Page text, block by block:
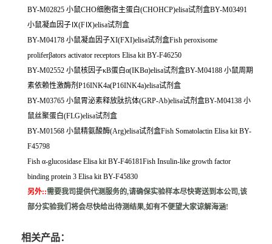
BY-M02825 小鼠CHO细胞宿主蛋白(CHOHCP)elisa试剂盒BY-M03491
小鼠凝血因子Ⅸ(FⅨ)elisa试剂盒
BY-M04178 小鼠凝血因子XI(FXI)elisa试剂盒Fish peroxisome
proliferβators activator receptors Elisa kit BY-F46250
BY-M02552 小鼠核因子κB蛋白α(IKBα)elisa试剂盒BY-M04188 小鼠周期
素依赖性激酶剂P16INK4a(P16INK4a)elisa试剂盒
BY-M03765 小鼠胃泌素释放肽抗体(GRP-Ab)elisa试剂盒BY-M04138 小
鼠丝聚蛋白(FLG)elisa试剂盒
BY-M01568 小鼠精氨酸酶(Arg)elisa试剂盒Fish Somatolactin Elisa kit BY-
F45798
Fish α-glucosidase Elisa kit BY-F46181Fish Insulin-like growth factor
binding protein 3 Elisa kit BY-F45830
另外::需要我司提供代测服务的,请确保实验样本尽快寄送到本公司,该
部分实验我们将会尽快给出待测结果,如有不便望大家谅解海涵!
相关产品：